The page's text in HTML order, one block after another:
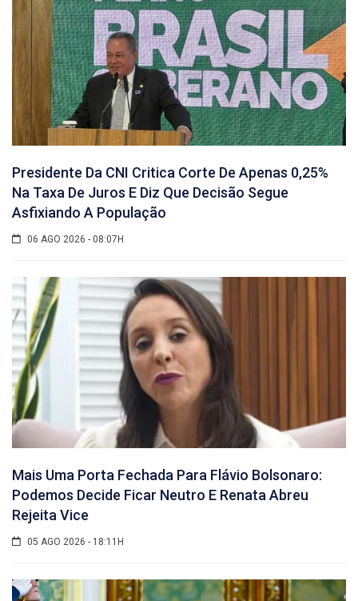
Presidente Da CNI Critica Corte De Apenas 0,25%
Na Taxa De Juros E Diz Que Decisão Segue
Asfixiando A População
06 AGO 2026 - 08:07H
Mais Uma Porta Fechada Para Flávio Bolsonaro:
Podemos Decide Ficar Neutro E Renata Abreu
Rejeita Vice
05 AGO 2026 - 18:11H